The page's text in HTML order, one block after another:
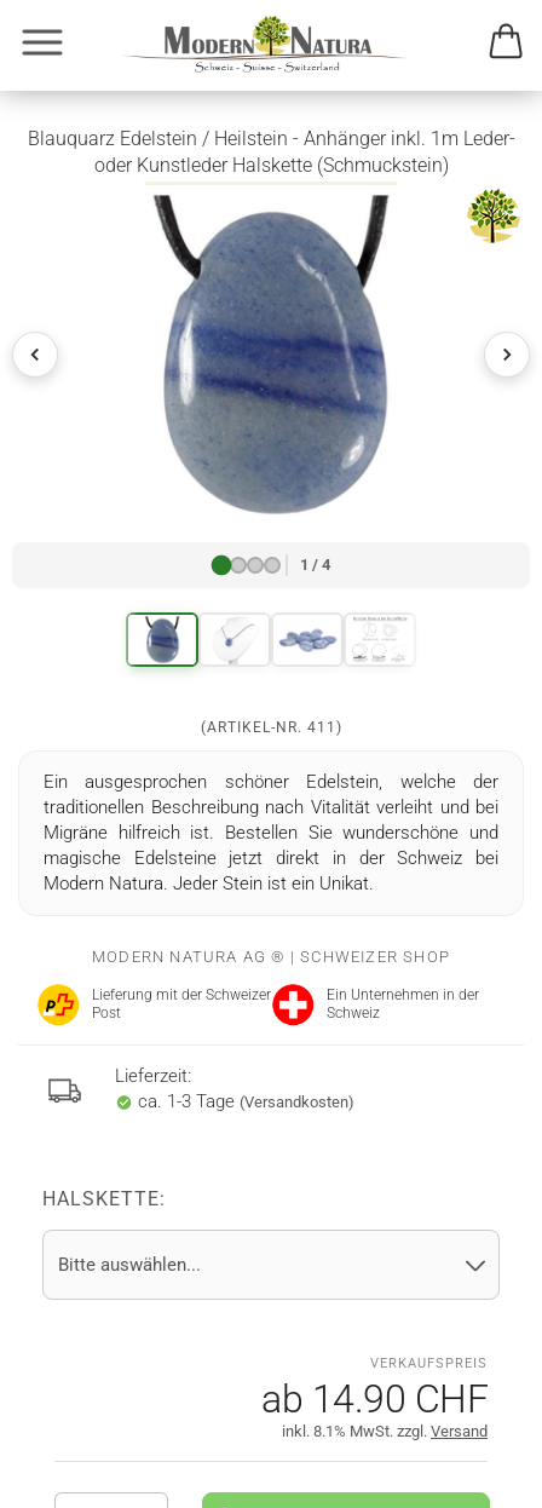
Blauquarz Edelstein / Heilstein - Anhänger inkl. 1m Leder-
oder Kunstleder Halskette (Schmuckstein)
1 / 4
(ARTIKEL-NR. 411 )
Ein ausgesprochen schöner Edelstein, welche der
traditionellen Beschreibung nach Vitalität verleiht und bei
Migräne hilfreich ist. Bestellen Sie wunderschöne und
magische Edelsteine jetzt direkt in der Schweiz bei
Modern Natura. Jeder Stein ist ein Unikat.
MODERN NATURA AG ® | SCHWEIZER SHOP
Lieferung mit der Schweizer
Post
Ein Unternehmen in der
Schweiz
Lieferzeit:
ca. 1-3 Tage (Versandkosten)
HALSKETTE:
ab 14.90 CHF
inkl. 8.1% MwSt. zzgl. Versand